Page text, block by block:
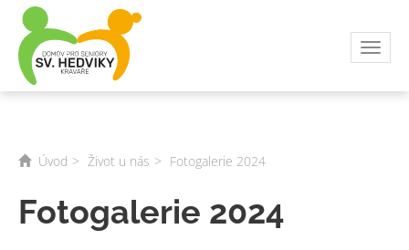
Úvod Život u nás Fotogalerie 2024
Fotogalerie 2024